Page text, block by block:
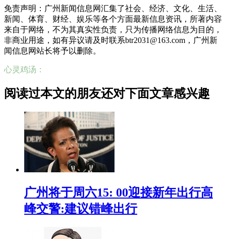
免责声明：广州新闻信息网汇集了社会、经济、文化、生活、
新闻、体育、财经、娱乐等各个方面最新信息资讯，所著内容
来自于网络，不为其真实性负责，只为传播网络信息为目的，
非商业用途，如有异议请及时联系btr2031@163.com，广州新
闻信息网站长将予以删除。
心灵鸡汤：
阅读过本文的朋友还对下面文章感兴趣
广州将于周六15: 00迎接新年出行高
峰交警:建议错峰出行